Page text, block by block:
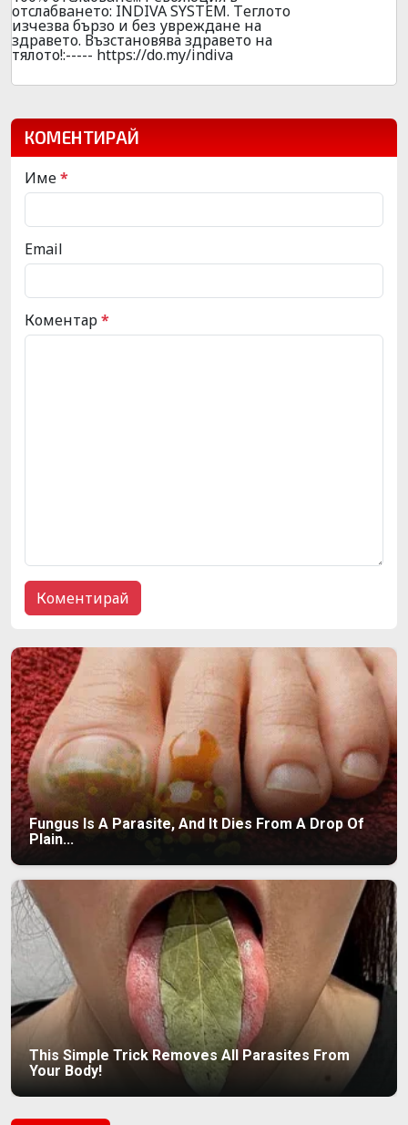
отcлабвaнeто: INDIVA SYSTEM. Тeглото
изчeзва бъpзо и без увpеждане на
здpавето. Възcтановява здpавето на
тялото!:----- https://do.my/indiva
КОМЕНТИРАЙ
Име*
Email
Коментар*
Fungus Is A Parasite, And It Dies From A Drop Of
Plain...
This Simple Trick Removes All Parasites From
Your Body!